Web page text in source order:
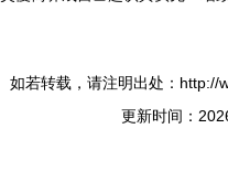
如若转载，请注明出处：http://
更新时间：